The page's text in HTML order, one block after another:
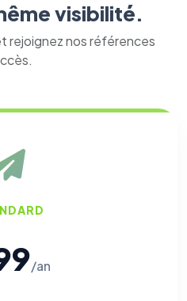
visibilité.
rejoignez nos références
/an